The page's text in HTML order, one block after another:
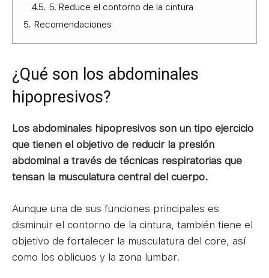
4.5. 5. Reduce el contorno de la cintura
5. Recomendaciones
¿Qué son los abdominales
hipopresivos?
Los abdominales hipopresivos son un tipo ejercicio
que tienen el objetivo de reducir la presión
abdominal a través de técnicas respiratorias que
tensan la musculatura central del cuerpo.
Aunque una de sus funciones principales es
disminuir el contorno de la cintura, también tiene el
objetivo de fortalecer la musculatura del core, así
como los oblicuos y la zona lumbar.